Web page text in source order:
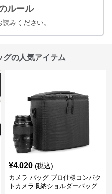
ルール
みください。
グの人気アイテム
¥4,020 (税込)
カメラ バッグ プロ仕様コンパク
トカメラ収納ショルダーバッグ